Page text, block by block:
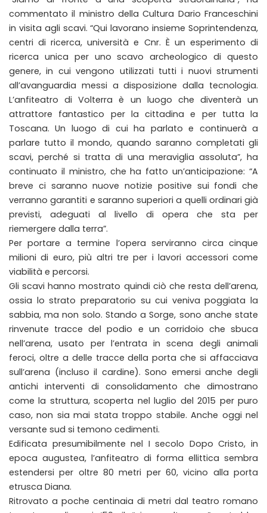
commentato il ministro della Cultura Dario Franceschini
in visita agli scavi. “Qui lavorano insieme Soprintendenza,
centri di ricerca, università e Cnr. È un esperimento di
ricerca unica per uno scavo archeologico di questo
genere, in cui vengono utilizzati tutti i nuovi strumenti
all’avanguardia messi a disposizione dalla tecnologia.
L’anfiteatro di Volterra è un luogo che diventerà un
attrattore fantastico per la cittadina e per tutta la
Toscana. Un luogo di cui ha parlato e continuerà a
parlare tutto il mondo, quando saranno completati gli
scavi, perché si tratta di una meraviglia assoluta”, ha
continuato il ministro, che ha fatto un’anticipazione: “A
breve ci saranno nuove notizie positive sui fondi che
verranno garantiti e saranno superiori a quelli ordinari già
previsti, adeguati al livello di opera che sta per
riemergere dalla terra”.
Per portare a termine l’opera serviranno circa cinque
milioni di euro, più altri tre per i lavori accessori come
viabilità e percorsi.
Gli scavi hanno mostrato quindi ciò che resta dell’arena,
ossia lo strato preparatorio su cui veniva poggiata la
sabbia, ma non solo. Stando a Sorge, sono anche state
rinvenute tracce del podio e un corridoio che sbuca
nell’arena, usato per l’entrata in scena degli animali
feroci, oltre a delle tracce della porta che si affacciava
sull’arena (incluso il cardine). Sono emersi anche degli
antichi interventi di consolidamento che dimostrano
come la struttura, scoperta nel luglio del 2015 per puro
caso, non sia mai stata troppo stabile. Anche oggi nel
versante sud si temono cedimenti.
Edificata presumibilmente nel I secolo Dopo Cristo, in
epoca augustea, l’anfiteatro di forma ellittica sembra
estendersi per oltre 80 metri per 60, vicino alla porta
etrusca Diana.
Ritrovato a poche centinaia di metri dal teatro romano